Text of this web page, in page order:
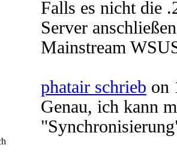
Falls es nicht die
Server
Mainstream
phatair schrieb on
Genau, ich kann